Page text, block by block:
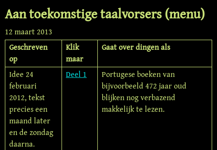
Aan toekomstige taalvorsers (menu)
12 maart 2013
Geschreven
op
Klik
maar
Gaat over dingen als
Idee 24
februari
2012, tekst
precies een
maand later
en de zondag
daarna.
Deel 1
Portugese boeken van
bijvoorbeeld 472 jaar oud
blijken nog verbazend
makkelijk te lezen.